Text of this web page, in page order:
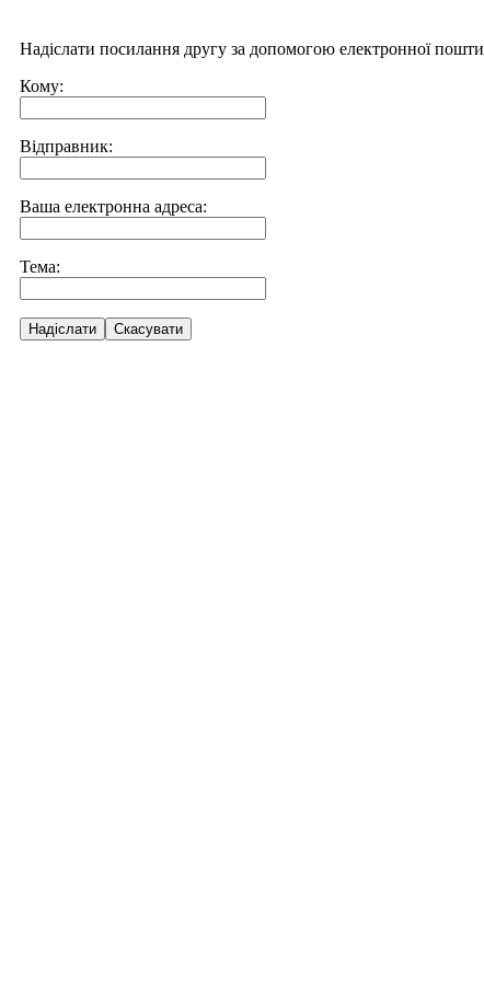
Надіслати посилання другу за допомогою електронної пошти
Кому:
Відправник:
Ваша електронна адреса:
Тема:
Надіслати Скасувати